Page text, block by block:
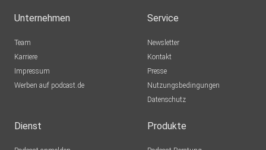
Unternehmen
Team
Karriere
Impressum
Werben auf podcast.de
Service
Newsletter
Kontakt
Presse
Nutzungsbedingungen
Datenschutz
Dienst Produkte